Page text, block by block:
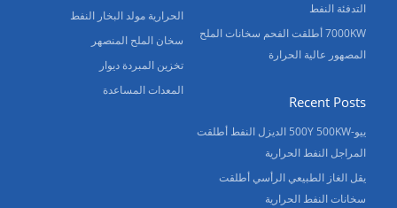
الحرارية مولد البخار النفط
سخان الملح المنصهر
تخزين المبردة ديوار
المعدات المساعدة
التدفئة النفط
7000KW أطلقت الفحم سخانات الملح
المصهور عالية الحرارة
Recent Posts
ييو-500Y 500KW الديزل النفط أطلقت
المراجل النفط الحرارية
يقل الغاز الطبيعي الرأسي أطلقت
سخانات النفط الحرارية